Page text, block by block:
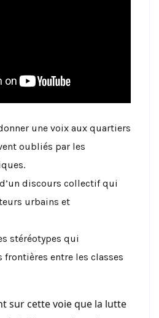
une voix aux quartiers
oubliés par les
discours collectif qui
urbains et
stéréotypes qui
frontières entre les classes
sur cette voie que la lutte